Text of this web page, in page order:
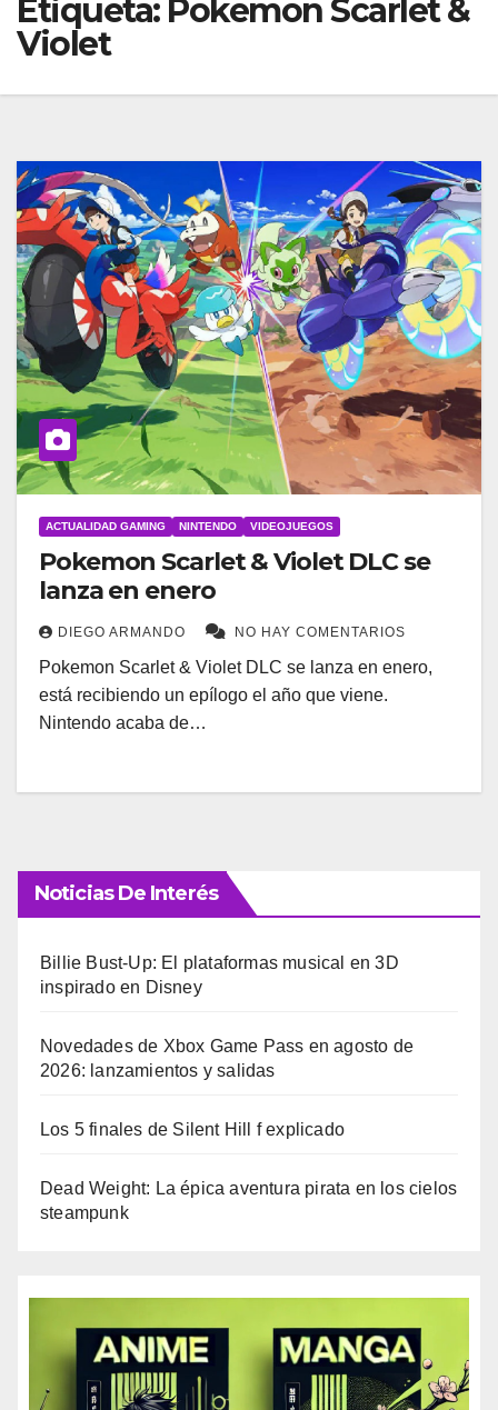
Etiqueta: Pokemon Scarlet &
Violet
ACTUALIDAD GAMING NINTENDO VIDEOJUEGOS
Pokemon Scarlet & Violet DLC se
lanza en enero
DIEGO ARMANDO NO HAY COMENTARIOS
Pokemon Scarlet & Violet DLC se lanza en enero,
está recibiendo un epílogo el año que viene.
Nintendo acaba de…
Noticias De Interés
Billie Bust-Up: El plataformas musical en 3D
inspirado en Disney
Novedades de Xbox Game Pass en agosto de
2026: lanzamientos y salidas
Los 5 finales de Silent Hill f explicado
Dead Weight: La épica aventura pirata en los cielos
steampunk